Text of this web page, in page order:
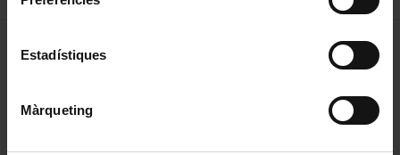
Estadístiques
Màrqueting
MENÚ PEU 1
Privadesa i termes